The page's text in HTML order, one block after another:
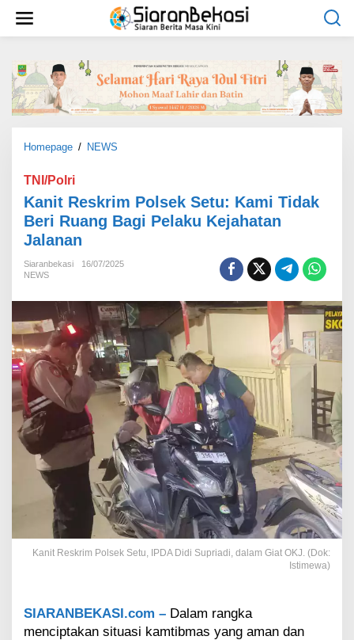
w
Homepage / NEWS
t
R
k
m
P
o
l
s
e
k
S
e
t
u
:
K
a
m
i
T
k
B
TNI/Polri
Kanit Reskrim Polsek Setu: Kami Tidak
Beri Ruang Bagi Pelaku Kejahatan
Jalanan
Siaranbekasi
16/07/2025
NEWS
Kanit Reskrim Polsek Setu, IPDA Didi Supriadi, dalam Giat OKJ. (Dok:
Istimewa)
SIARANBEKASI.com – Dalam rangka
menciptakan situasi kamtibmas yang aman dan